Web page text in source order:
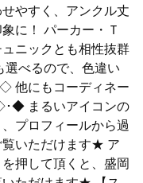
やすく、アンクル丈
に！ パーカー・Ｔ
ニックとも相性抜群
べるので、色違い
他にもコーディネー
◆ まるいアイコンの
プロフィールから過
覧いただけます★ ア
押して頂くと、盛岡